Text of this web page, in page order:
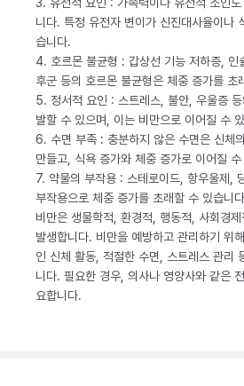
니다. 특정 유전자 변이가 신진대사율이나
습니다.
4. 호르몬 불균형 : 갑상선 기능 저하증, 인
후군 등의 호르몬 불균형은 체중 증가를 초
5. 정서적 요인 : 스트레스, 불안, 우울증
발할 수 있으며, 이는 비만으로 이어질 수
6. 수면 부족 : 충분하지 않은 수면은 신체
만들고, 식욕 증가와 체중 증가로 이어질
7. 약물의 부작용 : 스테로이드, 항우울제,
부작용으로 체중 증가를 초래할 수 있습니
비만은 생물학적, 환경적, 행동적, 사회경
발생합니다. 비만을 예방하고 관리하기 위
인 신체 활동, 적절한 수면, 스트레스 관리
니다. 필요한 경우, 의사나 영양사와 같은
요합니다.